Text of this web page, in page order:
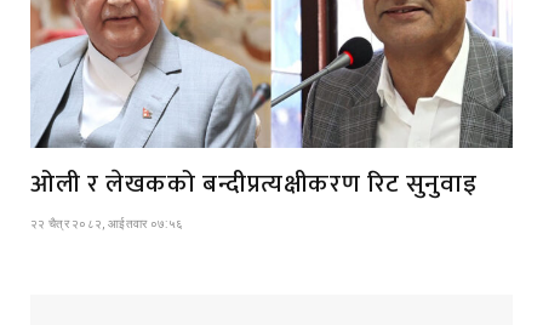
ओली र लेखकको बन्दीप्रत्यक्षीकरण रिट सुनुवाइ
२२ चैत्र २०८२, आईतवार ०७:५६